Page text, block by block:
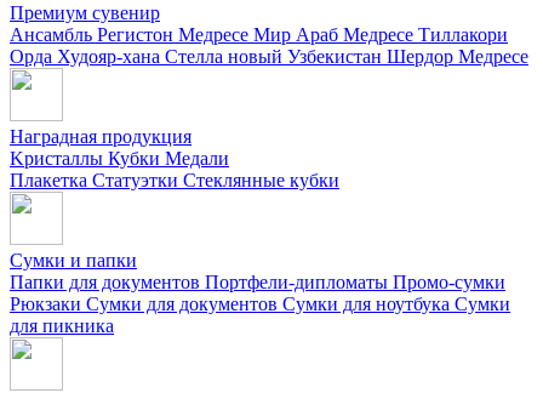
Премиум сувенир
Ансамбль Регистон Медресе Мир Араб Медресе Тиллакори
Орда Худояр-хана Стелла новый Узбекистан Шердор Медресе
Наградная продукция
Kристаллы Кубки Медали
Плакетка Статуэтки Стеклянные кубки
Сумки и папки
Папки для документов Портфели-дипломаты Промо-сумки
Рюкзаки Сумки для документов Сумки для ноутбука Сумки
для пикника